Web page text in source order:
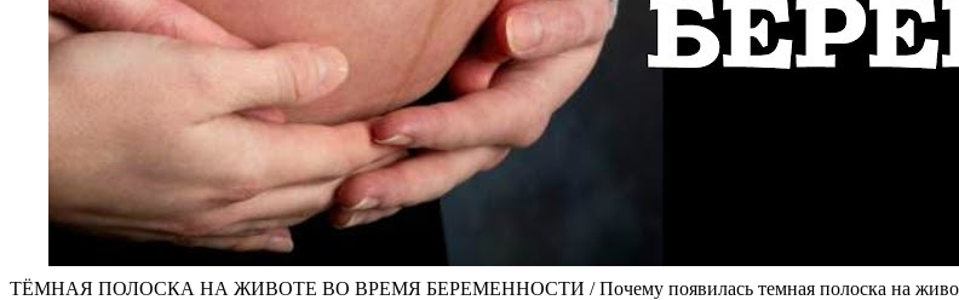
ТЁМНАЯ ПОЛОСКА НА ЖИВОТЕ ВО ВРЕМЯ БЕРЕМЕННОСТИ / Почему появилась темная полоска на